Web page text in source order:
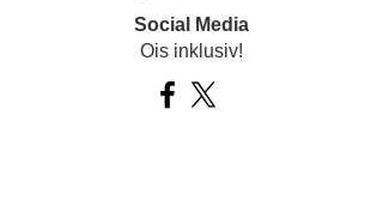
Social Media
Ois inklusiv!